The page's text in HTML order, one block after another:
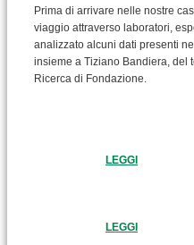
Prima di arrivare nelle nostre
viaggio attraverso laboratori,
analizzato alcuni dati presenti
insieme a Tiziano Bandiera, del
Ricerca di Fondazione.
LEGGI
LEGGI